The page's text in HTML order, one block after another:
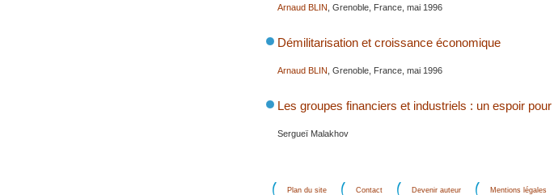
Arnaud BLIN , Grenoble, France, mai 1996
Démilitarisation et croissance économique
Arnaud BLIN , Grenoble, France, mai 1996
Les groupes financiers et industriels : un espoir
Sergueï Malakhov
Plan du site Contact Devenir auteur Mentions légales